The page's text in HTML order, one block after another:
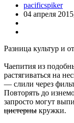
pacificspiker
04 апреля
Разница культур и
Чаепития из
растягиваться на
— слили через
Повторять до
запросто могут
цистерны кружки.